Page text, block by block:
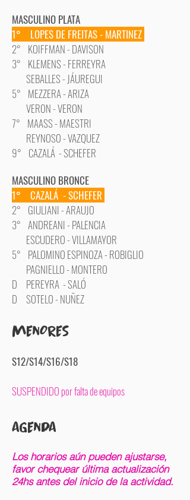
MASCULINO PLATA
1° LOPES DE FREITAS - MARTINEZ
2° KOIFFMAN - DAVISON
3° KLEMENS - FERREYRA
SEBALLES - JÁUREGUI
5° MEZZERA - ARIZA
VERON - VERON
7° MAASS - MAESTRI
REYNOSO - VAZQUEZ
9° CAZALÁ - SCHEFER
MASCULINO BRONCE
1° CAZALÁ - SCHEFER
2° GIULIANI - ARAUJO
3° ANDREANI - PALENCIA
ESCUDERO - VILLAMAYOR
5° PALOMINO ESPINOZA - ROBIGLIO
PAGNIELLO - MONTERO
D PEREYRA - SALÓ
D SOTELO - NUÑEZ
MENORES
S12/S14/S16/S18
SUSPENDIDO por falta de equipos
AGENDA
Los horarios aún pueden ajustarse,
favor chequear última actualización
24hs antes del inicio de la actividad.